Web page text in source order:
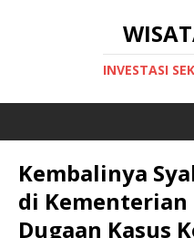
INVESTASI
Kembalinya
di Kementerian
Dugaan Kasus